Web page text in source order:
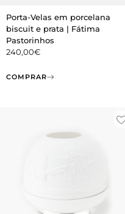
Porta-Velas em porcelana
biscuit e prata | Fátima
Pastorinhos
240,00€
COMPRAR